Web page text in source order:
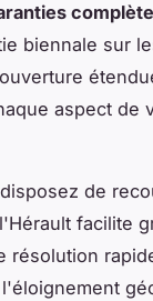
biennale sur
aspect de
de
facilite
résolution